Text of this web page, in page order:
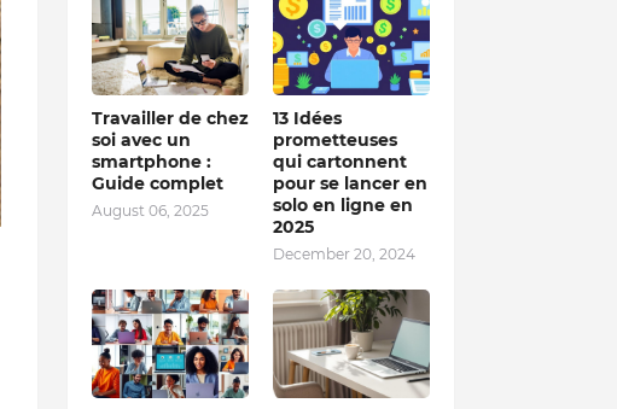
Travailler de chez
soi avec un
smartphone :
Guide complet
August 06, 2025
13 Idées
prometteuses
qui cartonnent
pour se lancer en
solo en ligne en
2025
December 20, 2024